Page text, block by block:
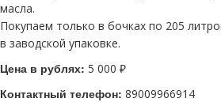
масла.
Покупаем только в бочках по 205
в заводской упаковке.
Цена в рублях: 5 000 ₽
Контактный телефон: 89009966914